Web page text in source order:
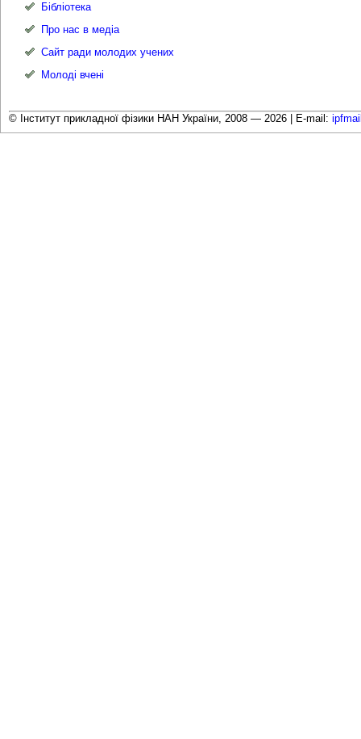
Бібліотека
Про нас в медіа
Сайт ради молодих учених
Молоді вчені
© Інститут прикладної фізики НАН України, 2008 — 2026 | E-mail: